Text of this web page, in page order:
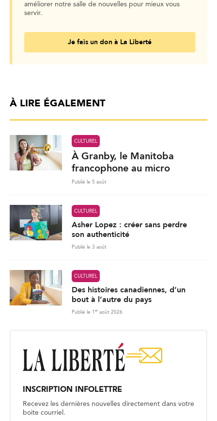
améliorer notre salle de nouvelles pour mieux vous
servir.
Je fais un don à La Liberté
À LIRE ÉGALEMENT
CULTUREL
À Granby, le Manitoba
francophone au micro
Publié le 5 août
CULTUREL
Asher Lopez : créer sans perdre
son authenticité
Publié le 3 août
CULTUREL
Des histoires canadiennes, d’un
bout à l’autre du pays
Publié le 1 er août 2026
INSCRIPTION INFOLETTRE
Recevez les dernières nouvelles directement dans votre
boite courriel.